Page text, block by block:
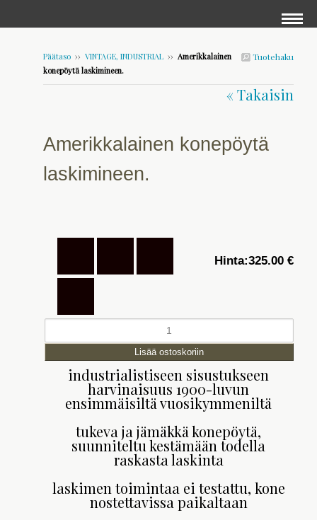
Tuotehaku
Päätaso ›› VINTAGE, INDUSTRIAL ›› Amerikkalainen
konepöytä laskimineen.
« Takaisin
Amerikkalainen konepöytä
laskimineen.
Hinta:325.00 €
industrialistiseen sisustukseen
harvinaisuus 1900-luvun
ensimmäisiltä vuosikymmeniltä
tukeva ja jämäkkä konepöytä,
suunniteltu kestämään todella
raskasta laskinta
laskimen toimintaa ei testattu, kone
nostettavissa paikaltaan